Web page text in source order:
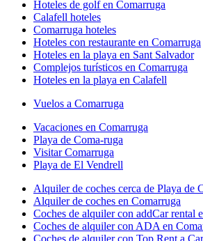
Hoteles de golf en Comarruga
Calafell hoteles
Comarruga hoteles
Hoteles con restaurante en Comarruga
Hoteles en la playa en Sant Salvador
Complejos turísticos en Comarruga
Hoteles en la playa en Calafell
Vuelos a Comarruga
Vacaciones en Comarruga
Playa de Coma-ruga
Visitar Comarruga
Playa de El Vendrell
Alquiler de coches cerca de Playa de
Alquiler de coches en Comarruga
Coches de alquiler con addCar rental
Coches de alquiler con ADA en
Coches de alquiler con Top Rent a